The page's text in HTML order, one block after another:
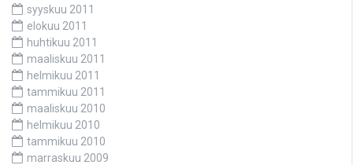
syyskuu 2011
elokuu 2011
huhtikuu 2011
maaliskuu 2011
helmikuu 2011
tammikuu 2011
maaliskuu 2010
helmikuu 2010
tammikuu 2010
marraskuu 2009